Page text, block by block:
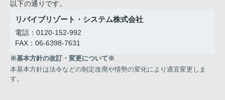
以下の通りです。
リバイブリゾート・システム株式会社
電話：0120-152-992
FAX：06-6398-7631
※基本方針の改訂・変更について※
本基本方針は法令などの制定改廃や情勢の変化により適宜変更しま
す。